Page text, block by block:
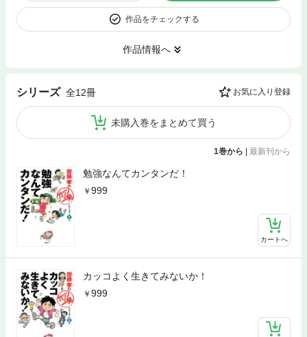
作品をチェックする
作品情報へ
シリーズ 全12冊 お気に入り登録
未購入巻をまとめて買う
1巻から | 最新刊から
勉強なんてカンタンだ！
999
カートへ
カッコよく生きてみないか！
999